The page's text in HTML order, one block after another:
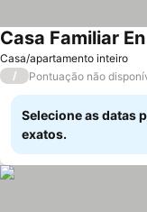
Casa/apartamento inteiro
Casa Familiar
/ Pontuação não
Selecione as datas
exatos.